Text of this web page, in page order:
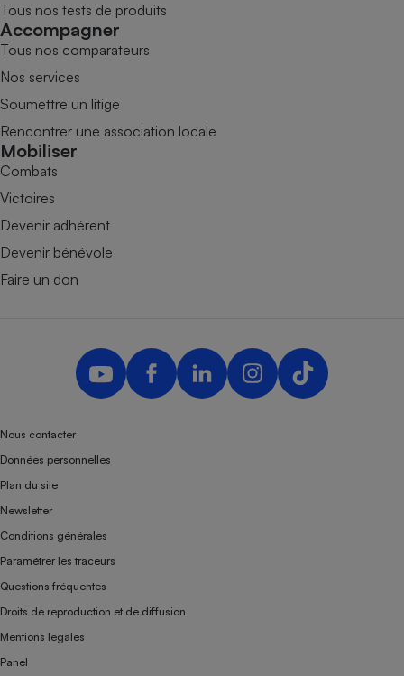
Tous nos tests de produits
Accompagner
Tous nos comparateurs
Nos services
Soumettre un litige
Rencontrer une association locale
Mobiliser
Combats
Victoires
Devenir adhérent
Devenir bénévole
Faire un don
Nous contacter
Données personnelles
Plan du site
Newsletter
Conditions générales
Paramétrer les traceurs
Questions fréquentes
Droits de reproduction et de diffusion
Mentions légales
Panel